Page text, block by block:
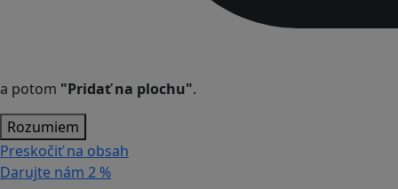
a potom "Pridať na plochu".
Rozumiem
Preskočiť na obsah
Darujte nám 2 %